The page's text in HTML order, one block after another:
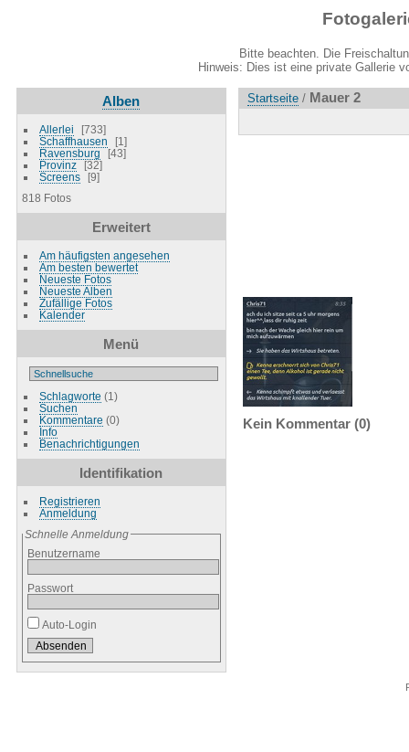
Bitte beachten. Die
Hinweis: Dies ist eine private Gallerie
Alben
Allerlei
733
Schaffhausen
1
Ravensburg
43
Provinz
32
Screens
9
818 Fotos
Erweitert
Am häufigsten angesehen
Am besten bewertet
Neueste Fotos
Neueste Alben
Zufällige Fotos
Kalender
Menü
Schlagworte (1)
Suchen
Kommentare (0)
Info
Benachrichtigungen
Identifikation
Registrieren
Anmeldung
Schnelle Anmeldung
Benutzername
Passwort
Auto-Login
Startseite / Mauer 2
Kein Kommentar (0)